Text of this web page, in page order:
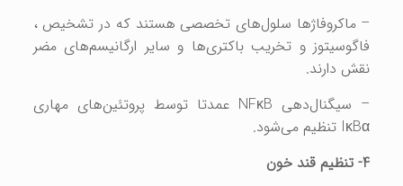
– ماکروفاژها سلول‌های تخصصی هستند که در تشخیص ،
فاگوسیتوز و تخریب باکتری‌ها و سایر ارگانیسم‌های مضر
نقش دارند.
– سیگنال‌دهی NFκB عمدتا توسط پروتئین‌های مهاری
IκBα تنظیم می‌شود.
4- تنظیم قند خون